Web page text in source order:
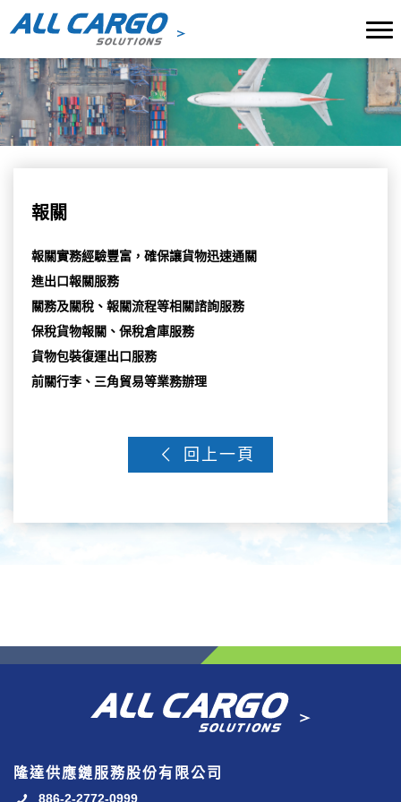
報關
報關實務經驗豐富，確保讓貨物迅速通關
進出口報關服務
關務及關稅、報關流程等相關諮詢服務
保稅貨物報關、保稅倉庫服務
貨物包裝復運出口服務
前關行李、三角貿易等業務辦理
回上一頁
隆達供應鏈服務股份有限公司
886-2-2772-0999